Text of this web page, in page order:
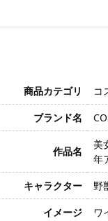
商品カテゴリ
コ
ブランド名
作品名
美
年
キャラクター
野
イメージ
ワ